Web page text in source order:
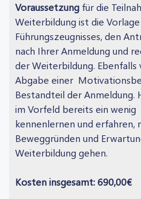
Voraussetzung für die
Weiterbildung ist die
Führungszeugnisses, den
nach Ihrer Anmeldung und
der Weiterbildung.
Abgabe einer
Bestandteil der Anmeldung.
im Vorfeld bereits ein wenig
kennenlernen und erfahren,
Beweggründen und
Weiterbildung gehen.
Kosten insgesamt: 690,00€